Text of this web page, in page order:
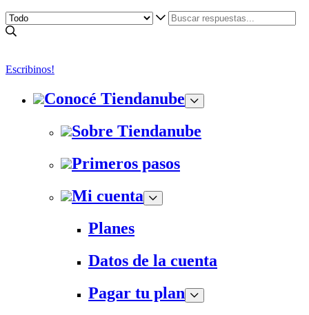
Escribinos!
Conocé Tiendanube
Sobre Tiendanube
Primeros pasos
Mi cuenta
Planes
Datos de la cuenta
Pagar tu plan